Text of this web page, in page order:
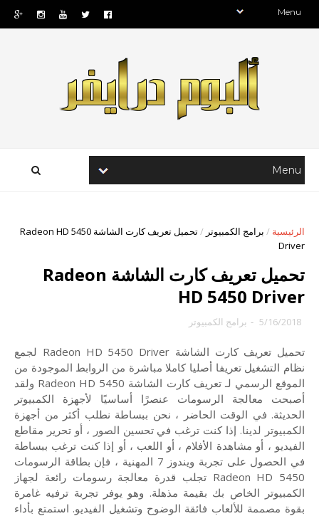
الرئيسية / برامج الكمبيوتر /
تحميل تعريف كارت الشاشة Radeon HD 5450
Driver
تحميل تعريف كارت الشاشة Radeon
HD 5450 Driver
5/16/2018
- برامج الكمبيوتر
تحميل تعريف كارت الشاشة Radeon HD 5450 Driver لجمع
نظام التشغيل تعريفا أصليا كاملا مباشرة من الروابط الموجودة من
الموقع الرسمي لـ تعريف كارت الشاشة Radeon HD 5450 ولقد
أصبحت معالجة الرسومات عنصرًا أساسيًا لأجهزة الكمبيوتر
الحديثة. في الوقت الحاضر ، نحن ببساطة نطلب أكثر من أجهزة
الكمبيوتر لدينا. إذا كنت ترغب في تحسين الصور ، أو تحرير مقاطع
الفيديو ، أو مشاهدة الأفلام ، أو اللعب ، أو إذا كنت ترغب ببساطة
في الحصول على تجربة ويندوز 7 المهنية ، فإن بطاقة الرسومات
Radeon HD 5450 تجلب قدرة معالجة رسومات رائعة لجهاز
الكمبيوتر الخاص بك بقيمة مذهلة. وهو يوفر تجربة ترفيه غامرة
بقوة مصممة للألعاب فائقة الوضوح وتشغيل الفيديو. استمتع بأداء